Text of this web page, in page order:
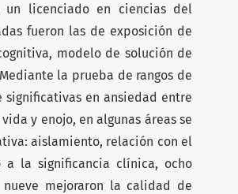
un licenciado en ciencias del
fueron las de exposición de
modelo de solución de
la prueba de rangos de
en ansiedad entre
y enojo, en algunas áreas se
aislamiento, relación con el
a la significancia clínica, ocho
nueve mejoraron la calidad de